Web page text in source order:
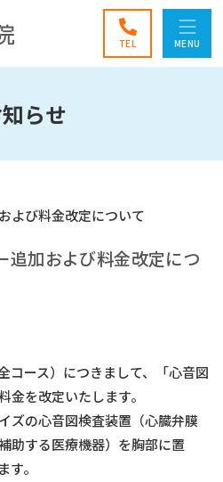
TEL MENU
らせ
よび料金改定について
追加および料金改定につ
コース）につきまして、「心音図
金を改定いたします。
ズの心音図検査装置（心臓弁膜
助する医療機器）を胸部に置
。